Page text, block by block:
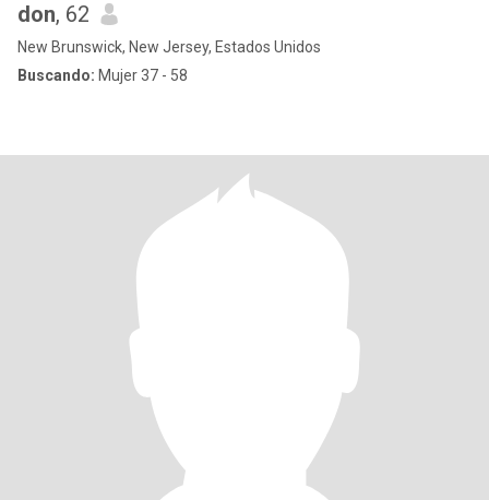
don, 62
New Brunswick, New Jersey, Estados Unidos
Buscando: Mujer 37 - 58